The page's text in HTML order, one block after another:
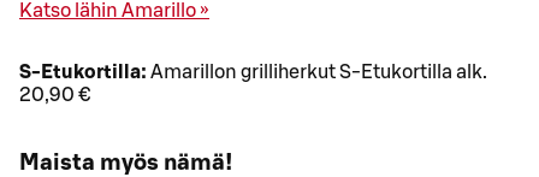
Katso lähin Amarillo »
S-Etukortilla: Amarillon grilliherkut S-Etukortilla alk.
20,90 €
Maista myös nämä!